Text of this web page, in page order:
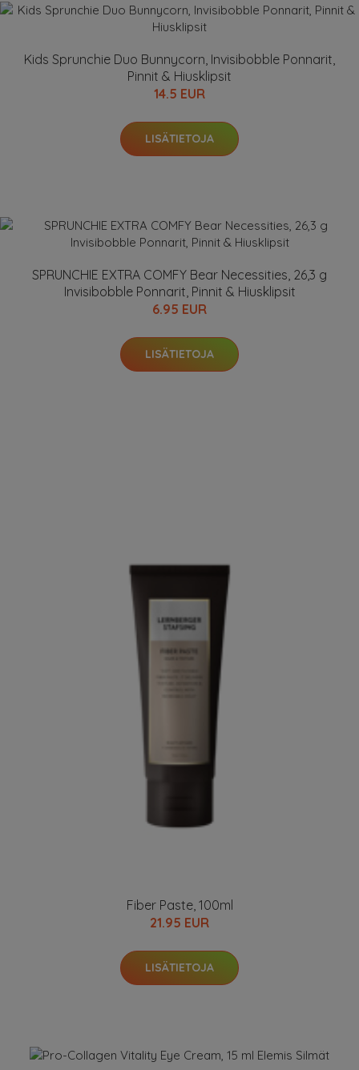
Kids Sprunchie Duo Bunnycorn, Invisibobble Ponnarit,
Pinnit & Hiusklipsit
14.5 EUR
LISÄTIETOJA
SPRUNCHIE EXTRA COMFY Bear Necessities, 26,3 g
Invisibobble Ponnarit, Pinnit & Hiusklipsit
6.95 EUR
LISÄTIETOJA
Fiber Paste, 100ml
21.95 EUR
LISÄTIETOJA